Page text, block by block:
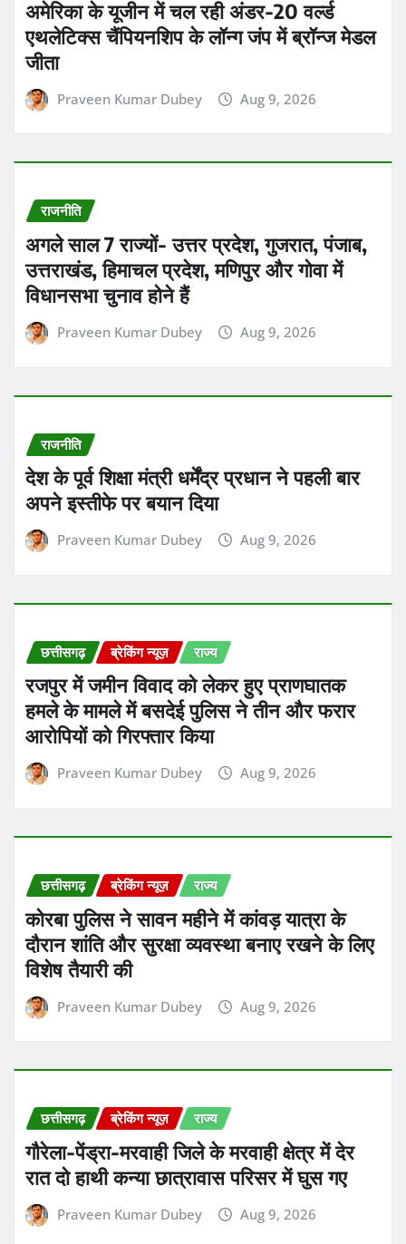
अमेरिका के यूजीन में चल रही अंडर-20 वर्ल्ड
एथलेटिक्स चैंपियनशिप के लॉन्ग जंप में ब्रॉन्ज मेडल
जीता
Praveen Kumar Dubey Aug 9, 2026
राजनीति
अगले साल 7 राज्यों- उत्तर प्रदेश, गुजरात, पंजाब,
उत्तराखंड, हिमाचल प्रदेश, मणिपुर और गोवा में
विधानसभा चुनाव होने हैं
Praveen Kumar Dubey Aug 9, 2026
राजनीति
देश के पूर्व शिक्षा मंत्री धर्मेंद्र प्रधान ने पहली बार
अपने इस्तीफे पर बयान दिया
Praveen Kumar Dubey Aug 9, 2026
छत्तीसगढ़ ब्रेकिंग न्यूज़ राज्य
रजपुर में जमीन विवाद को लेकर हुए प्राणघातक
हमले के मामले में बसदेई पुलिस ने तीन और फरार
आरोपियों को गिरफ्तार किया
Praveen Kumar Dubey Aug 9, 2026
छत्तीसगढ़ ब्रेकिंग न्यूज़ राज्य
कोरबा पुलिस ने सावन महीने में कांवड़ यात्रा के
दौरान शांति और सुरक्षा व्यवस्था बनाए रखने के लिए
विशेष तैयारी की
Praveen Kumar Dubey Aug 9, 2026
छत्तीसगढ़ ब्रेकिंग न्यूज़ राज्य
गौरेला-पेंड्रा-मरवाही जिले के मरवाही क्षेत्र में देर
रात दो हाथी कन्या छात्रावास परिसर में घुस गए
Praveen Kumar Dubey Aug 9, 2026